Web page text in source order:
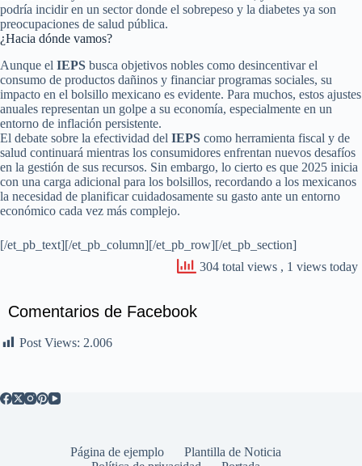
podría incidir en un sector donde el sobrepeso y la diabetes ya son
preocupaciones de salud pública.
¿Hacia dónde vamos?
Aunque el IEPS busca objetivos nobles como desincentivar el
consumo de productos dañinos y financiar programas sociales, su
impacto en el bolsillo mexicano es evidente. Para muchos, estos ajustes
anuales representan un golpe a su economía, especialmente en un
entorno de inflación persistente.
El debate sobre la efectividad del IEPS como herramienta fiscal y de
salud continuará mientras los consumidores enfrentan nuevos desafíos
en la gestión de sus recursos. Sin embargo, lo cierto es que 2025 inicia
con una carga adicional para los bolsillos, recordando a los mexicanos
la necesidad de planificar cuidadosamente su gasto ante un entorno
económico cada vez más complejo.
[/et_pb_text][/et_pb_column][/et_pb_row][/et_pb_section]
304 total views , 1 views today
Comentarios de Facebook
Post Views: 2.006
Página de ejemplo
Plantilla de Noticia